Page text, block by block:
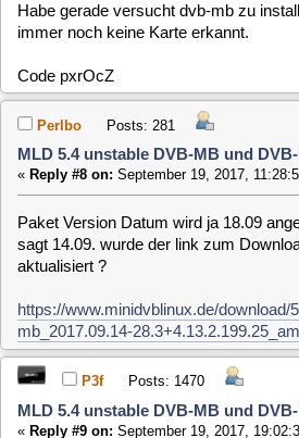
MLD 5.4 unstable DVB-MB und DVB-MBE
«Reply #9 on: September 19, 2017, 19:02:30 »
Hallo Perlbo,
nein das mit Datum ist nur die Version vom
Das Problem ist leider das beim Bau zwar das
gebaut und erstellt wird, aber ein paar Symbole
definiert werden können.
Die entsprechende Meldung ist im dmesg von
können.
Melde mich, sobald ein neuer Test Sinn macht.
Gruß,
Pit
Perlbo Posts: 281
MLD 5.4 unstable DVB-MB und DVB-MBE
«Reply #10 on:September 19, 2017, 22:47:48 »